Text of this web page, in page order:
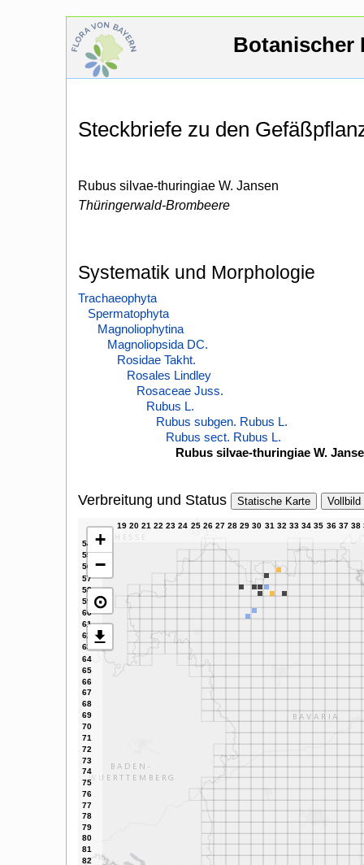
Botanischer
Steckbriefe zu den
Rubus silvae-thuringiae W. Jansen
Thüringerwald-Brombeere
Systematik und Morphologie
Trachaeophyta
Spermatophyta
Magnoliophytina
Magnoliopsida DC.
Rosidae Takht.
Rosales Lindley
Rosaceae Juss.
Rubus L.
Rubus subgen. Rubus L.
Rubus sect. Rubus L.
Rubus silvae-thuringiae W.
Verbreitung und Status Statische Karte Vollbild
+
−
⊙